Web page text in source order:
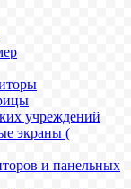
учреждений
экраны (
и панельных